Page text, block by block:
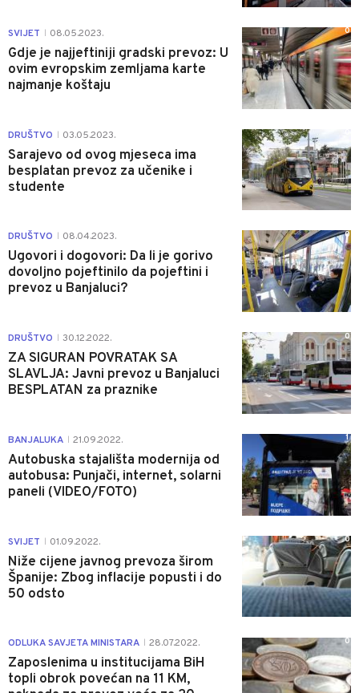
SVIJET 08.05.2023.
Gdje je najjeftiniji gradski prevoz: U
ovim evropskim zemljama karte
najmanje koštaju
0
DRUŠTVO 03.05.2023.
Sarajevo od ovog mjeseca ima
besplatan prevoz za učenike i
studente
DRUŠTVO 08.04.2023.
Ugovori i dogovori: Da li je gorivo
dovoljno pojeftinilo da pojeftini i
prevoz u Banjaluci?
0
DRUŠTVO 30.12.2022.
ZA SIGURAN POVRATAK SA
SLAVLJA: Javni prevoz u Banjaluci
BESPLATAN za praznike
0
BANJALUKA 21.09.2022.
Autobuska stajališta modernija od
autobusa: Punjači, internet, solarni
paneli (VIDEO/FOTO)
1
SVIJET 01.09.2022.
Niže cijene javnog prevoza širom
Španije: Zbog inflacije popusti i do
50 odsto
0
ODLUKA SAVJETA MINISTARA 28.07.2022.
Zaposlenima u institucijama BiH
topli obrok povećan na 11 KM,
0